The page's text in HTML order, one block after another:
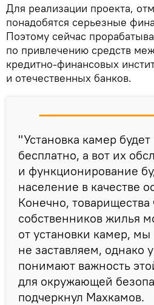
Для реализации проекта,
понадобятся серьезные
Поэтому сейчас
по привлечению средств
кредитно-финансовых
и отечественных банков.
"Установка камер
бесплатно, а вот их
и функционирование
население в качестве
Конечно, товарищества
собственников жилья
от установки камер, мы
не заставляем, однако
понимают важность
для окружающей
подчеркнул Махкамов.